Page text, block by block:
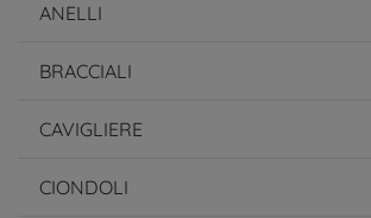
ANELLI
BRACCIALI
CAVIGLIERE
CIONDOLI